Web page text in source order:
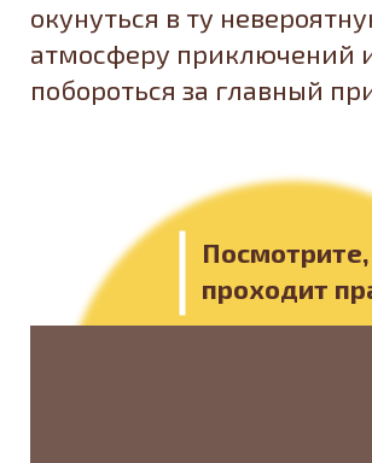
окунуться в ту
атмосферу приключений
побороться за главный
проходит